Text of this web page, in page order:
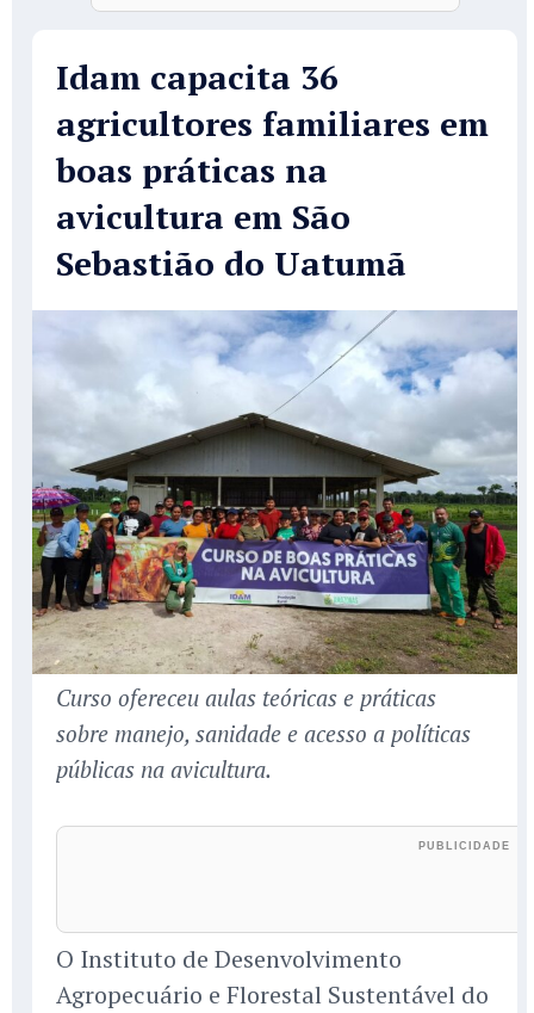
Idam capacita 36
agricultores familiares em
boas práticas na
avicultura em São
Sebastião do Uatumã
Curso ofereceu aulas teóricas e práticas
sobre manejo, sanidade e acesso a políticas
públicas na avicultura.
O Instituto de Desenvolvimento
Agropecuário e Florestal Sustentável do